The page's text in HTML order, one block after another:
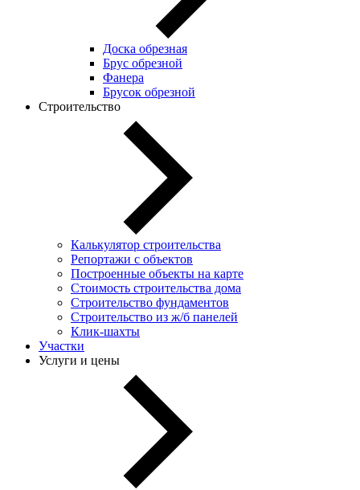
Доска обрезная
Брус обрезной
Фанера
Брусок обрезной
Строительство
Калькулятор строительства
Репортажи с объектов
Построенные объекты на карте
Стоимость строительства дома
Строительство фундаментов
Строительство из ж/б панелей
Клик-шахты
Участки
Услуги и цены